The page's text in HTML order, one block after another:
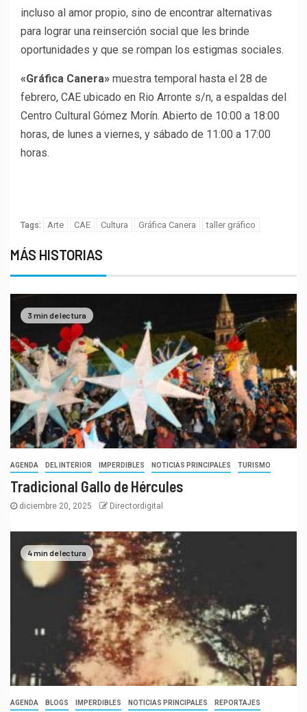
incluso al amor propio, sino de encontrar alternativas
para lograr una reinserción social que les brinde
oportunidades y que se rompan los estigmas sociales.
«Gráfica Canera» muestra temporal hasta el 28 de
febrero, CAE ubicado en Rio Arronte s/n, a espaldas del
Centro Cultural Gómez Morín. Abierto de 10:00 a 18:00
horas, de lunes a viernes, y sábado de 11:00 a 17:00
horas.
Tags: Arte CAE Cultura Gráfica Canera taller gráfico
MÁS HISTORIAS
3 min de lectura
AGENDA DEL INTERIOR IMPERDIBLES NOTICIAS PRINCIPALES TURISMO
Tradicional Gallo de Hércules
diciembre 20, 2025 Directordigital
4 min de lectura
AGENDA BLOGS IMPERDIBLES NOTICIAS PRINCIPALES REPORTAJES